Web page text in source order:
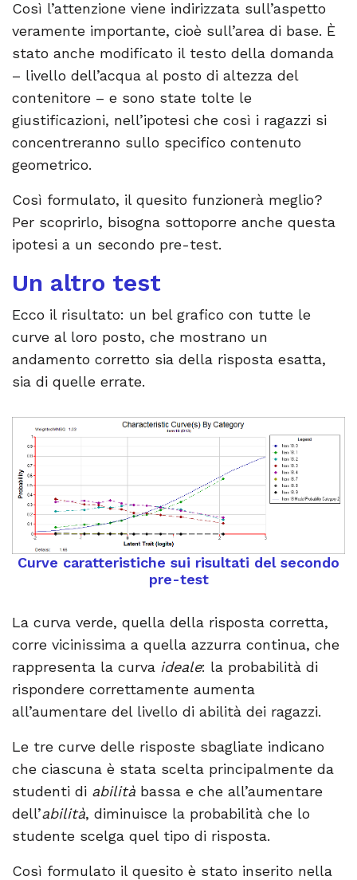
Così l’attenzione viene indirizzata sull’aspetto
veramente importante, cioè sull’area di base. È
stato anche modificato il testo della domanda
– livello dell’acqua al posto di altezza del
contenitore – e sono state tolte le
giustificazioni, nell’ipotesi che così i ragazzi si
concentreranno sullo specifico contenuto
geometrico.
Così formulato, il quesito funzionerà meglio?
Per scoprirlo, bisogna sottoporre anche questa
ipotesi a un secondo pre-test.
Un altro test
Ecco il risultato: un bel grafico con tutte le
curve al loro posto, che mostrano un
andamento corretto sia della risposta esatta,
sia di quelle errate.
Curve caratteristiche sui risultati del secondo
pre-test
La curva verde, quella della risposta corretta,
corre vicinissima a quella azzurra continua, che
rappresenta la curva ideale: la probabilità di
rispondere correttamente aumenta
all’aumentare del livello di abilità dei ragazzi.
Le tre curve delle risposte sbagliate indicano
che ciascuna è stata scelta principalmente da
studenti di abilità bassa e che all’aumentare
dell’abilità, diminuisce la probabilità che lo
studente scelga quel tipo di risposta.
Così formulato il quesito è stato inserito nella